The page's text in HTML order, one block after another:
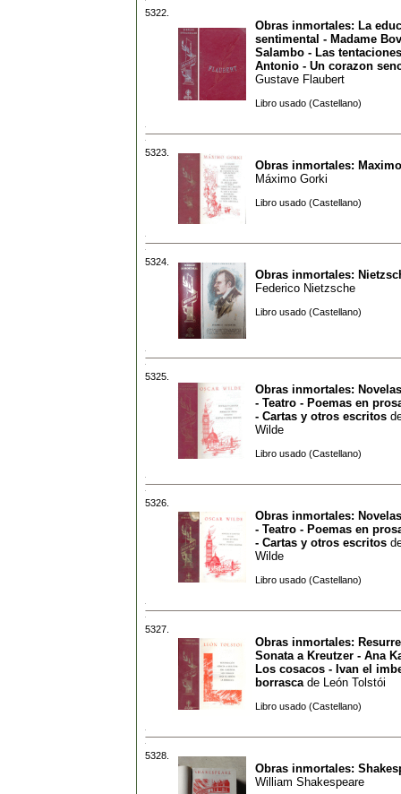
5322.
Obras inmortales: La
sentimental - Madame
Salambo - Las
Antonio - Un corazon
Gustave Flaubert
Libro usado (Castellano)
5323.
Obras inmortales:
Máximo Gorki
Libro usado (Castellano)
5324.
Obras inmortales:
Federico Nietzsche
Libro usado (Castellano)
5325.
Obras inmortales:
- Teatro - Poemas en
- Cartas y otros escritos
Wilde
Libro usado (Castellano)
5326.
Obras inmortales:
- Teatro - Poemas en
- Cartas y otros escritos
Wilde
Libro usado (Castellano)
5327.
Obras inmortales:
Sonata a Kreutzer - Ana
Los cosacos - Ivan el
borrasca de León Tolstói
Libro usado (Castellano)
5328.
Obras inmortales:
William Shakespeare